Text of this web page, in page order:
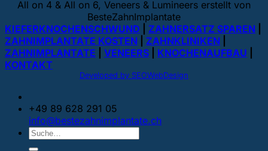
All on 4 & All on 6, Veneers & Lumineers erstellt von
BesteZahnImplantate
KIEFERKNOCHENSCHWUND
ZAHNERSATZ SPAREN
ZAHNIMPLANTATE KOSTEN
ZAHNKLINIKEN
ZAHNIMPLANTATE
VENEERS KNOCHENAUFBAU
KONTAKT
Developed by SEOWebDesign
+49 89 628 291 05
info@bestezahnimplantate.ch